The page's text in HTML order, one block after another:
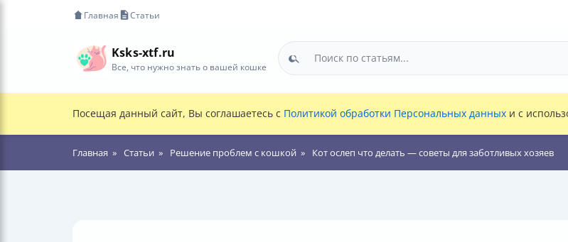
Главная Статьи
Ksks-xtf.ru
Все, что нужно знать о вашей кошке
Посещая данный сайт, Вы соглашаетесь с Политикой обработки Персональных данных и с
Главная Статьи Решение проблем с кошкой Кот ослеп что делать — советы для заботливых хозяев